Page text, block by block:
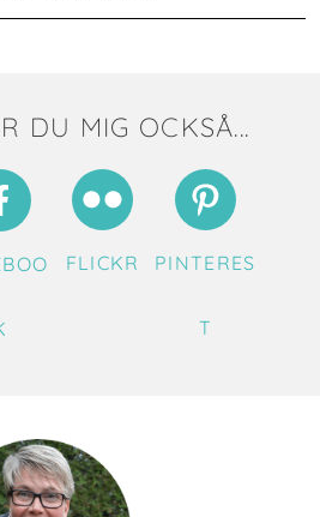
DU MIG OCKSÅ...
FLICKR PINTERES
T